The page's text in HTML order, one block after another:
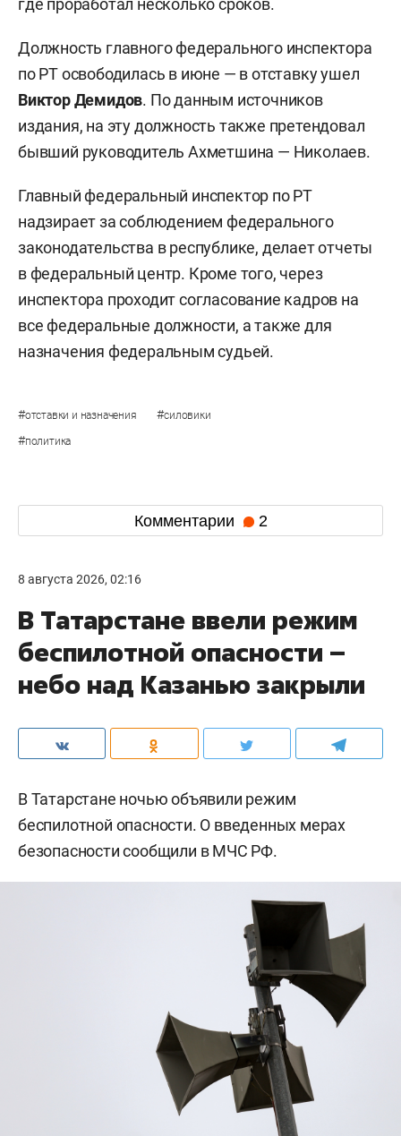
где проработал несколько сроков.
Должность главного федерального инспектора
по РТ освободилась в июне — в отставку ушел
Виктор Демидов. По данным источников
издания, на эту должность также претендовал
бывший руководитель Ахметшина — Николаев.
Главный федеральный инспектор по РТ
надзирает за соблюдением федерального
законодательства в республике, делает отчеты
в федеральный центр. Кроме того, через
инспектора проходит согласование кадров на
все федеральные должности, а также для
назначения федеральным судьей.
#отставки и назначения #силовики
#политика
Комментарии 2
8 августа 2026, 02:16
В Татарстане ввели режим
беспилотной опасности –
небо над Казанью закрыли
В Татарстане ночью объявили режим
беспилотной опасности. О введенных мерах
безопасности сообщили в МЧС РФ.